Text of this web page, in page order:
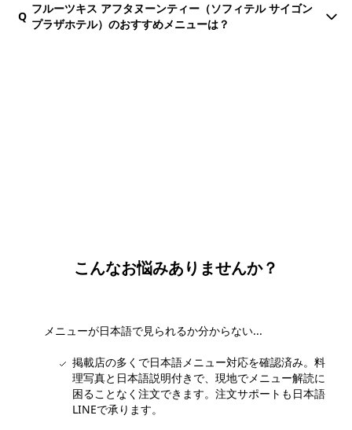
Q
フルーツキス アフタヌーンティー（ソフィテル サイゴン
プラザホテル）のおすすめメニューは？
こんなお悩みありませんか？
メニューが日本語で見られるか分からない...
掲載店の多くで日本語メニュー対応を確認済み。料
理写真と日本語説明付きで、現地でメニュー解読に
困ることなく注文できます。注文サポートも日本語
LINEで承ります。